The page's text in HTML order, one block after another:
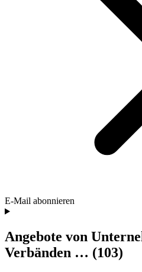
E-Mail abonnieren
Angebote von
Verbänden … (103)